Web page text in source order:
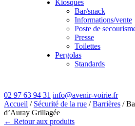
Kiosques
Bar/snack
Informations/vente
Poste de
Presse
Toilettes
Pergolas
Standards
02 97 63 94 31 info@avenir-voirie.fr
Accueil / Sécurité de la rue /Barrières /
d’Auray Grillagée
← Retour aux produits